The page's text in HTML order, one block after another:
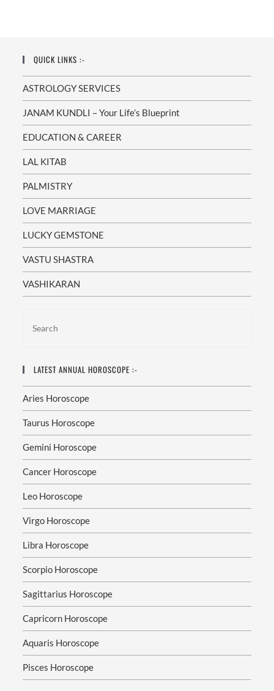
QUICK LINKS :-
ASTROLOGY SERVICES
JANAM KUNDLI – Your Life’s Blueprint
EDUCATION & CAREER
LAL KITAB
PALMISTRY
LOVE MARRIAGE
LUCKY GEMSTONE
VASTU SHASTRA
VASHIKARAN
LATEST ANNUAL HOROSCOPE :-
Aries Horoscope
Taurus Horoscope
Gemini Horoscope
Cancer Horoscope
Leo Horoscope
Virgo Horoscope
Libra Horoscope
Scorpio Horoscope
Sagittarius Horoscope
Capricorn Horoscope
Aquaris Horoscope
Pisces Horoscope